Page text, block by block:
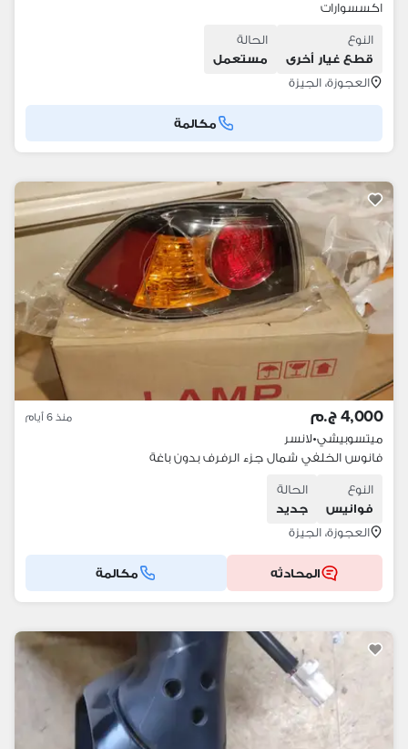
اكسسوارات
النوع
قطع غيار أخرى
الحالة
مستعمل
العجوزة، الجيزة
مكالمة
4,000 ج.م منذ 6 أيام
ميتسوبيشي•لانسر
فانوس الخلفي شمال جزء الرفرف بدون باغة
النوع
فوانيس
الحالة
جديد
العجوزة، الجيزة
المحادثه مكالمة